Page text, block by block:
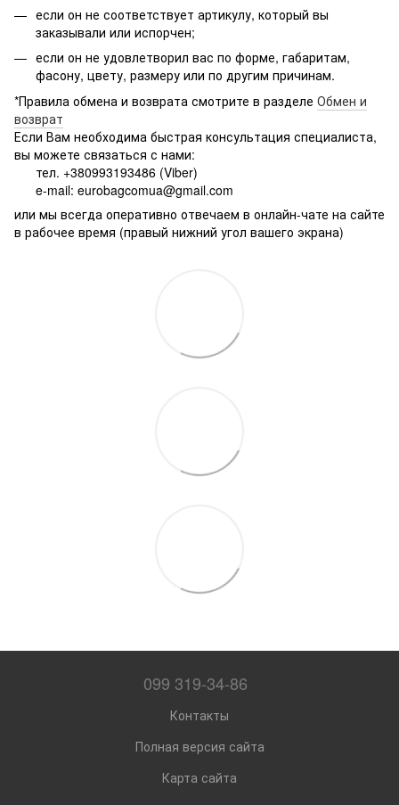
если он не соответствует артикулу, который вы
заказывали или испорчен;
если он не удовлетворил вас по форме, габаритам,
фасону, цвету, размеру или по другим причинам.
*Правила обмена и возврата смотрите в разделе Обмен и
возврат
Если Вам необходима быстрая консультация специалиста,
вы можете связаться с нами:
тел. +380993193486 (Viber)
e-mail: eurobagcomua@gmail.com
или мы всегда оперативно отвечаем в онлайн-чате на сайте
в рабочее время (правый нижний угол вашего экрана)
099 319-34-86
Контакты
Полная версия сайта
Карта сайта